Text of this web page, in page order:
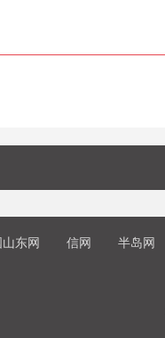
东网 信网 半岛网